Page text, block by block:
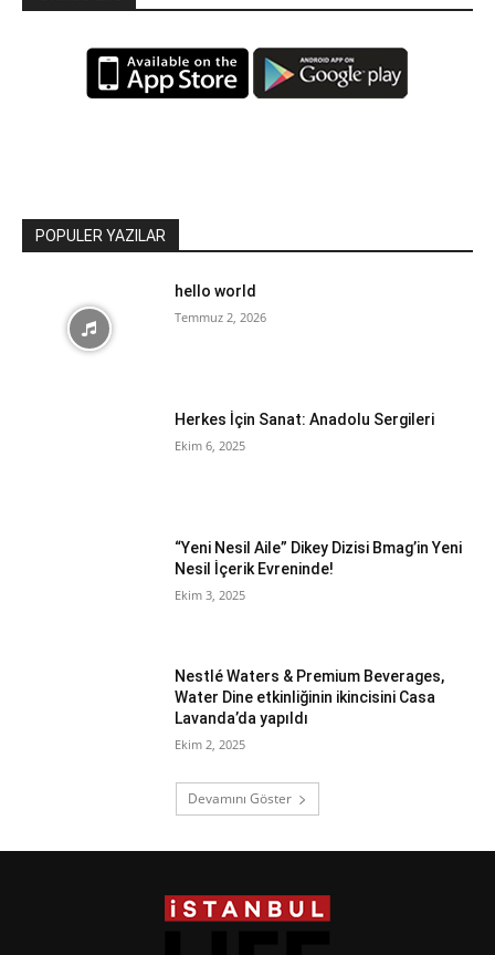
POPULER YAZILAR
hello world
Temmuz 2, 2026
Herkes İçin Sanat: Anadolu Sergileri
Ekim 6, 2025
“Yeni Nesil Aile” Dikey Dizisi Bmag’in Yeni
Nesil İçerik Evreninde!
Ekim 3, 2025
Nestlé Waters & Premium Beverages,
Water Dine etkinliğinin ikincisini Casa
Lavanda’da yapıldı
Ekim 2, 2025
Devamını Göster